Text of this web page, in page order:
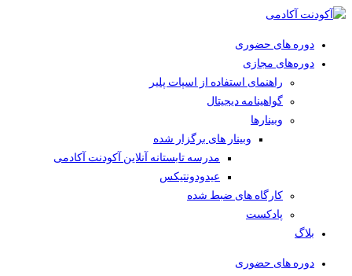
دوره های حضوری
دوره‌های مجازی
راهنمای استفاده از اسپات پلیر
گواهینامه دیجیتال
وبینار‌ها
وبینار های برگزار شده
مدرسه تابستانه آنلاین آکودنت آکادمی
عیدودونتیکس
کارگاه های ضبط شده
پادکست
بلاگ
دوره های حضوری